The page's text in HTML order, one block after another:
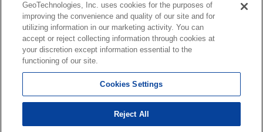
法人向け地図・位置情報サービス WEBサイト・システム向け地
図API Windows PC向け地図開発キット MapFan DB 住所確認
サービス
MAP WORLD+ トリマ広告 Geo-Research
カーナビ地図更新サービス
MapFan スマートメンバーズ
KENWOOD MapFan Club
GeoTechnologies, Inc. uses cookies for the purposes of
improving the convenience and quality of our site and for
utilizing information in our marketing activity. You can
accept or reject collecting information through cookies at
your discretion except information essential to the
functioning of our site.
Cookies Settings
Reject All